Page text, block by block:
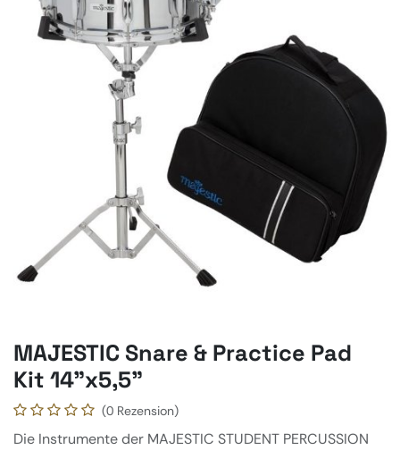
MAJESTIC Snare & Practice Pad
Kit 14"x5,5"
(0 Rezension)
Die Instrumente der MAJESTIC STUDENT PERCUSSION